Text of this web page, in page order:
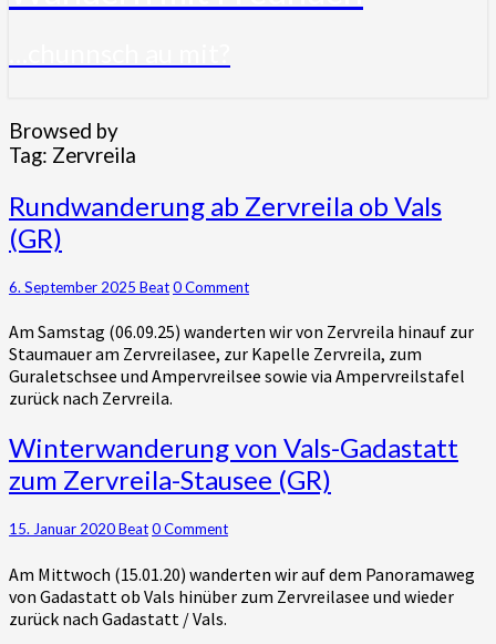
Browsed by
Tag: Zervreila
Rundwanderung
ab
Zervreila
Vals
Rundwanderung ab Zervreila ob Vals
(GR)
6. September 2025 BeatComments
0 Comment
Am Samstag (06.09.25) wanderten wir von Zervreila hinauf zur
Staumauer am Zervreilasee, zur Kapelle Zervreila, zum
Guraletschsee und Ampervreilsee sowie via Ampervreilstafel
zurück nach Zervreila.
Winterwanderung
von
Vals-
zum
Stausee
(GR)
Winterwanderung von Vals-Gadastatt
zum Zervreila-Stausee (GR)
15. Januar 2020BeatComments
0 Comment
Am Mittwoch (15.01.20) wanderten wir auf dem Panoramaweg
von Gadastatt ob Vals hinüber zum Zervreilasee und wieder
zurück nach Gadastatt / Vals.